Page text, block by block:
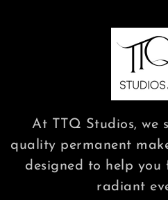
At TTQ Studios, we
quality permanent
designed to help
radiant